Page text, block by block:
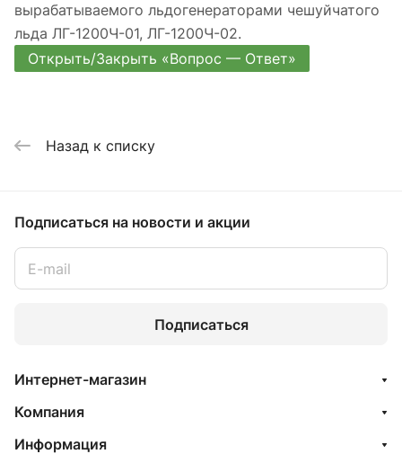
вырабатываемого льдогенераторами чешуйчатого
льда ЛГ-1200Ч-01, ЛГ-1200Ч-02.
Открыть/Закрыть «Вопрос — Ответ»
Назад к списку
Подписаться на новости и акции
Подписаться
Интернет-магазин
Компания
Информация